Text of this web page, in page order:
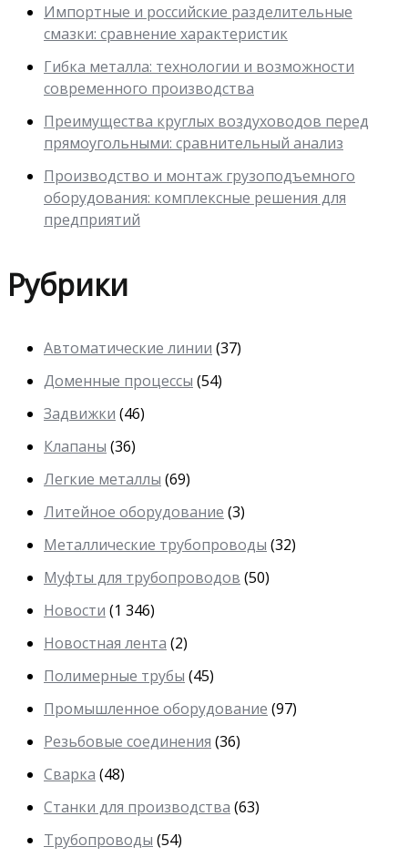
Импортные и российские разделительные
смазки: сравнение характеристик
Гибка металла: технологии и возможности
современного производства
Преимущества круглых воздуховодов перед
прямоугольными: сравнительный анализ
Производство и монтаж грузоподъемного
оборудования: комплексные решения для
предприятий
Рубрики
Автоматические линии (37)
Доменные процессы (54)
Задвижки (46)
Клапаны (36)
Легкие металлы (69)
Литейное оборудование (3)
Металлические трубопроводы (32)
Муфты для трубопроводов (50)
Новости (1 346)
Новостная лента (2)
Полимерные трубы (45)
Промышленное оборудование (97)
Резьбовые соединения (36)
Сварка (48)
Станки для производства (63)
Трубопроводы (54)